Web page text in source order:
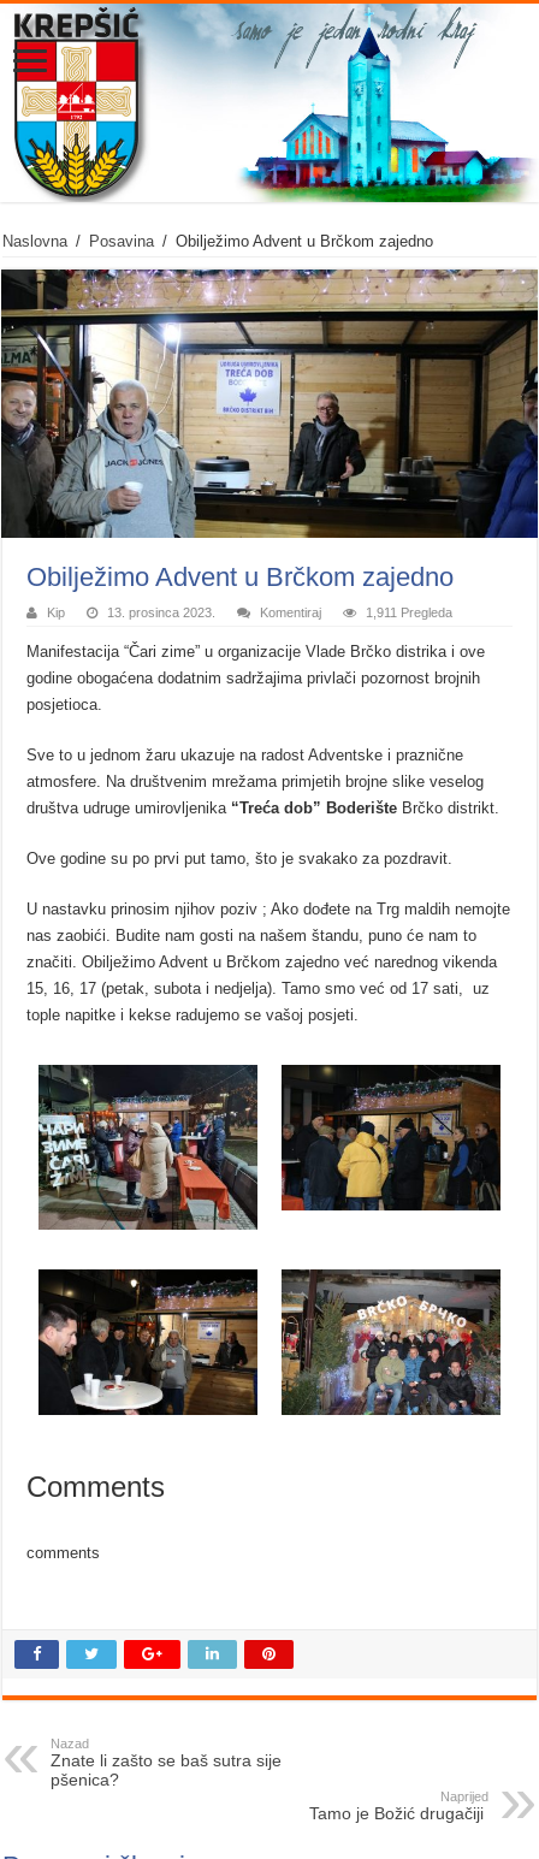
Naslovna / Posavina / Obilježimo Advent u Brčkom zajedno
Obilježimo Advent u Brčkom zajedno
Kip 13. prosinca 2023. Komentiraj 1,911 Pregleda
Manifestacija “Čari zime” u organizacije Vlade Brčko distrika i ove
godine obogaćena dodatnim sadržajima privlači pozornost brojnih
posjetioca.
Sve to u jednom žaru ukazuje na radost Adventske i praznične
atmosfere. Na društvenim mrežama primjetih brojne slike veselog
društva udruge umirovljenika “Treća dob” Boderište Brčko distrikt.
Ove godine su po prvi put tamo, što je svakako za pozdravit.
U nastavku prinosim njihov poziv ; Ako dođete na Trg maldih nemojte
nas zaobići. Budite nam gosti na našem štandu, puno će nam to
značiti. Obilježimo Advent u Brčkom zajedno već narednog vikenda
15, 16, 17 (petak, subota i nedjelja). Tamo smo već od 17 sati, uz
tople napitke i kekse radujemo se vašoj posjeti.
Comments
comments
Nazad
Znate li zašto se baš sutra sije
pšenica?
Naprijed
Tamo je Božić drugačiji